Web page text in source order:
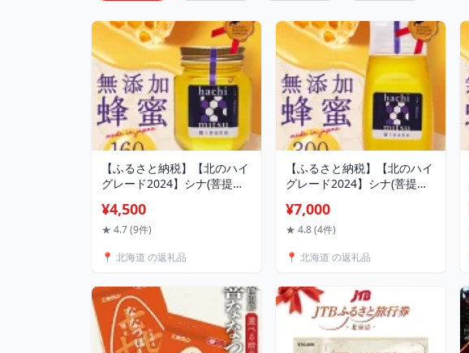
【ふるさと納税】【北のハイ
グレード2024】シナ(菩提樹)
つ 蜂蜜 シナ 菩提樹 国産 天
然 非加熱 花蜜 160g 料理用
寄せ グルメ ギフト F6S-471
¥4,500
★ 4.7 (9件)
📍 北海道 の返礼品
【ふるさと納税】【北のハイ
グレード2024】シナ(菩提樹)
つ 蜂蜜 シナ 菩提樹 国産 天
然 非加熱 花蜜 300g 料理用
寄せ グルメ ギフト F6S-472
¥7,000
★ 4.8 (4件)
📍 北海道 の返礼品